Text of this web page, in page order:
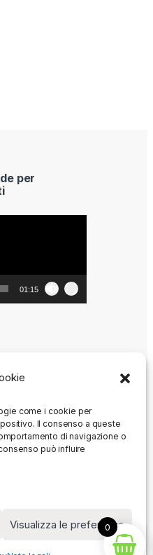
come i cookie per
Il consenso a queste
di navigazione o
può influire
Visualizza le preferenze
per
01:15
0